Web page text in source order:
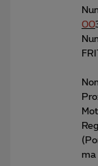
00
ma